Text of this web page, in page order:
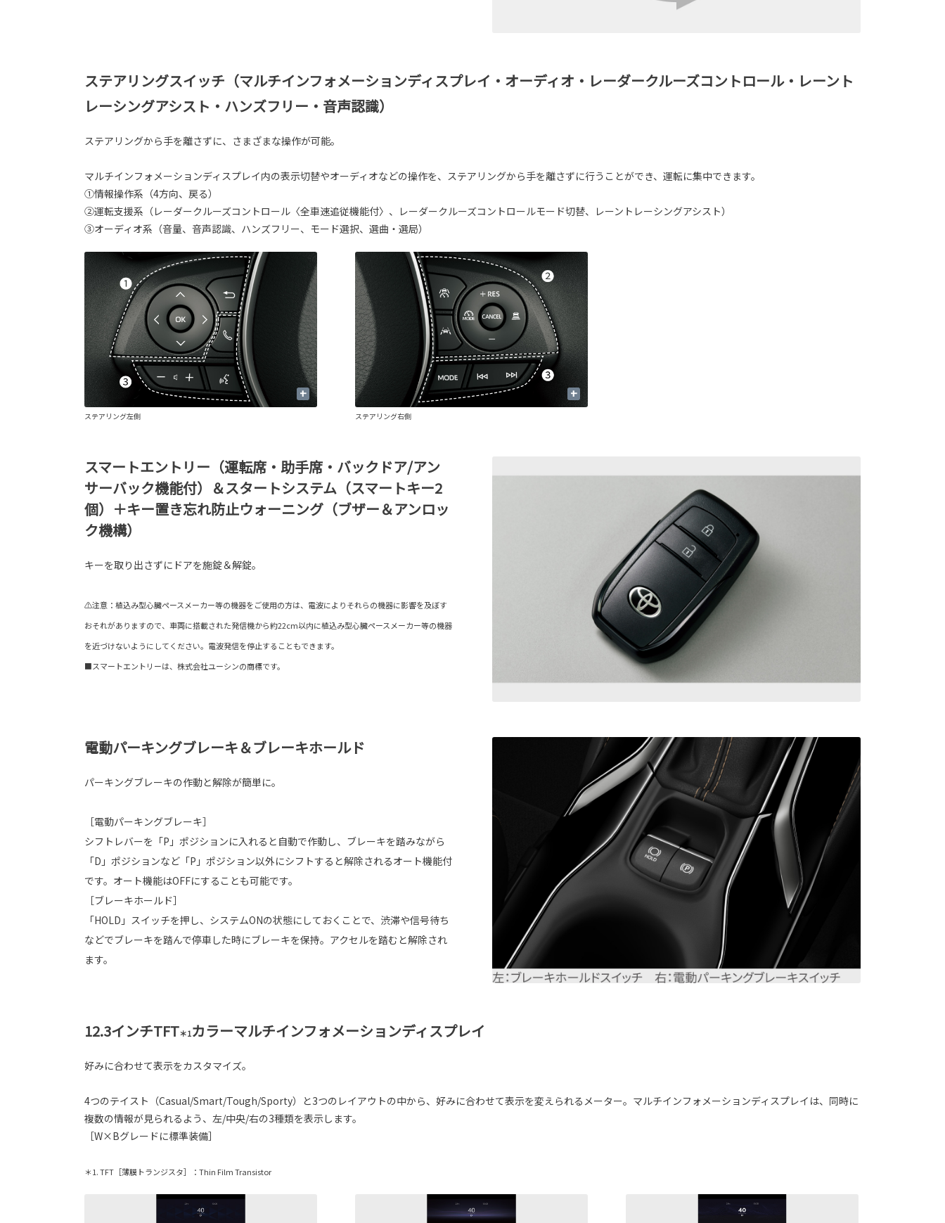
ステアリングスイッチ（マルチインフォメーションディスプレイ・オーディオ・レーダークルーズコントロール・レーント
レーシングアシスト・ハンズフリー・音声認識）
ステアリングから手を離さずに、さまざまな操作が可能。
マルチインフォメーションディスプレイ内の表示切替やオーディオなどの操作を、ステアリングから手を離さずに行うことができ、運転に集中できます。
①情報操作系（4方向、戻る）
②運転支援系（レーダークルーズコントロール〈全車速追従機能付〉、レーダークルーズコントロールモード切替、レーントレーシングアシスト）
③オーディオ系（音量、音声認識、ハンズフリー、モード選択、選曲・選局）
+
ステアリング左側
+
ステアリング右側
スマートエントリー（運転席・助手席・バックドア/アン
サーバック機能付）＆スタートシステム（スマートキー2
個）＋キー置き忘れ防止ウォーニング（ブザー＆アンロッ
ク機構）
キーを取り出さずにドアを施錠＆解錠。
⚠注意：植込み型心臓ペースメーカー等の機器をご使用の方は、電波によりそれらの機器に影響を及ぼす
おそれがありますので、車両に搭載された発信機から約22cm以内に植込み型心臓ペースメーカー等の機器
を近づけないようにしてください。電波発信を停止することもできます。
■スマートエントリーは、株式会社ユーシンの商標です。
電動パーキングブレーキ＆ブレーキホールド
パーキングブレーキの作動と解除が簡単に。
［電動パーキングブレーキ］
シフトレバーを「P」ポジションに入れると自動で作動し、ブレーキを踏みながら
「D」ポジションなど「P」ポジション以外にシフトすると解除されるオート機能付
です。オート機能はOFFにすることも可能です。
［ブレーキホールド］
「HOLD」スイッチを押し、システムONの状態にしておくことで、渋滞や信号待ち
などでブレーキを踏んで停車した時にブレーキを保持。アクセルを踏むと解除され
ます。
12.3インチTFT＊1カラーマルチインフォメーションディスプレイ
好みに合わせて表示をカスタマイズ。
4つのテイスト（Casual/Smart/Tough/Sporty）と3つのレイアウトの中から、好みに合わせて表示を変えられるメーター。マルチインフォメーションディスプレイは、同時に
複数の情報が見られるよう、左/中央/右の3種類を表示します。
［W×Bグレードに標準装備］
＊1. TFT［薄膜トランジスタ］：Thin Film Transistor